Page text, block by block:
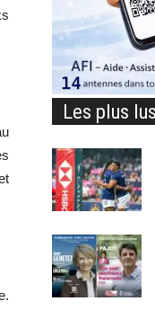
Les plus lus